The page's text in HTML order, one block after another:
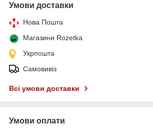
Умови доставки
Нова Пошта
Магазини Rozetka
Укрпошта
Самовивіз
Всі умови доставки
Умови оплати